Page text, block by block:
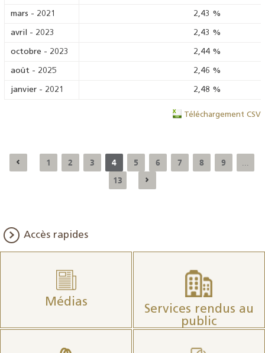
mars - 2021 2,43 %
avril - 2023 2,43 %
octobre - 2023 2,44 %
août - 2025 2,46 %
janvier - 2021 2,48 %
Téléchargement CSV
1 2 3 4 5 6 7 8 9
13
Accès rapides
Médias
Services rendus au
public